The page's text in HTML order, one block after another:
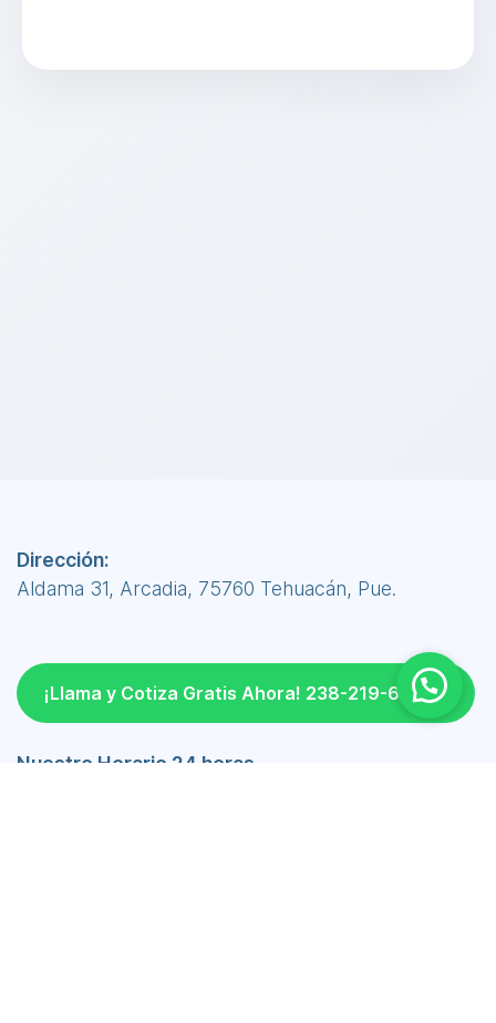
Dirección:
Aldama 31, Arcadia, 75760 Tehuacán, Pue.
¡Llama y Cotiza Gratis Ahora! 238-219-6690
Nuestro Horario 24 horas